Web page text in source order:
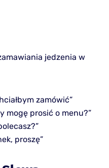
jedzenia w
zamówić”
mogę prosić o menu?”
proszę”